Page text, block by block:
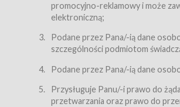
świadczenia
zasady świadczenia
przetwarzania przez
Usługodawca świadczy w
dnia 18 lipca 2002 r. o
nieodpłatnie.
usługę przeglądania i
promocyjno-reklamowy i może
elektroniczną;
Podane przez Pana/-ią dane
szczególności podmiotom
Podane przez Pana/-ią dane
Przysługuje Panu/-i prawo do
przetwarzania oraz prawo do